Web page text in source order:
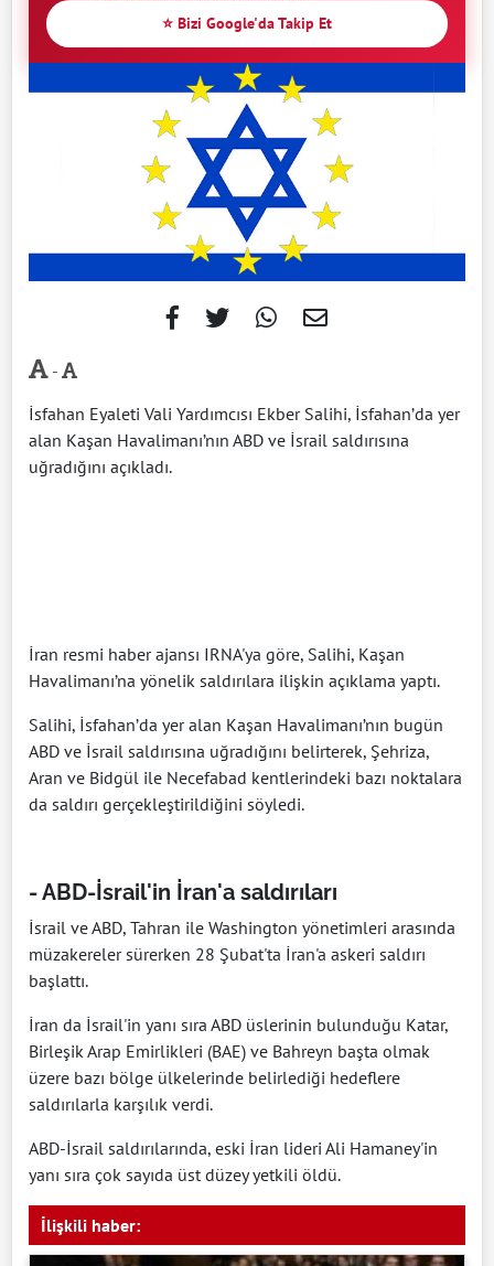
⭐ Bizi Google'da Takip Et
-
İsfahan Eyaleti Vali Yardımcısı Ekber Salihi, İsfahan’da yer
alan Kaşan Havalimanı’nın ABD ve İsrail saldırısına
uğradığını açıkladı.
İran resmi haber ajansı IRNA'ya göre, Salihi, Kaşan
Havalimanı’na yönelik saldırılara ilişkin açıklama yaptı.
Salihi, İsfahan’da yer alan Kaşan Havalimanı’nın bugün
ABD ve İsrail saldırısına uğradığını belirterek, Şehriza,
Aran ve Bidgül ile Necefabad kentlerindeki bazı noktalara
da saldırı gerçekleştirildiğini söyledi.
- ABD-İsrail'in İran'a saldırıları
İsrail ve ABD, Tahran ile Washington yönetimleri arasında
müzakereler sürerken 28 Şubat'ta İran'a askeri saldırı
başlattı.
İran da İsrail'in yanı sıra ABD üslerinin bulunduğu Katar,
Birleşik Arap Emirlikleri (BAE) ve Bahreyn başta olmak
üzere bazı bölge ülkelerinde belirlediği hedeflere
saldırılarla karşılık verdi.
ABD-İsrail saldırılarında, eski İran lideri Ali Hamaney'in
yanı sıra çok sayıda üst düzey yetkili öldü.​​​​​​​​​​​​​​
İlişkili haber: